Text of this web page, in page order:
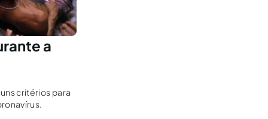
a
critérios para